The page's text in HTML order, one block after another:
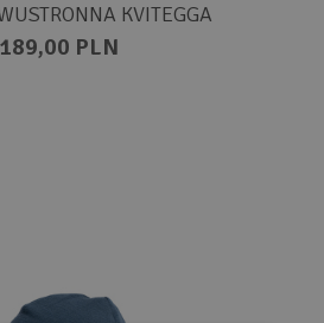
KVITEGGA
189,00 PLN